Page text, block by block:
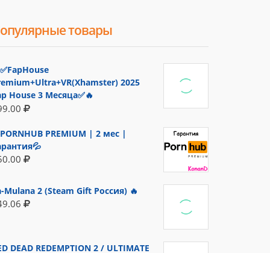
товары
2025
House 3 Месяца✅🔥
PREMIUM | 2 мес |
Mulana 2 (Steam Gift Россия) 🔥
DEAD REDEMPTION 2 / ULTIMATE